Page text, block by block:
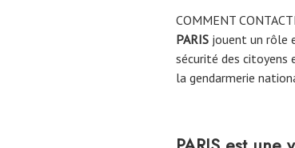
COMMENT
PARIS jouent un rôle
sécurité des
la gendarmerie